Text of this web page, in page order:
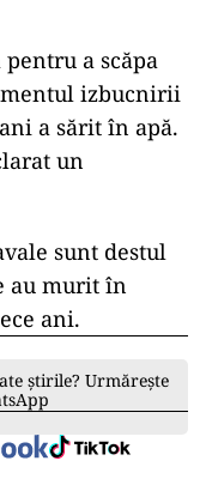
a scăpa
izbucnirii
a sărit în apă.
un
sunt destul
au murit în
ani.
știrile? Urmărește